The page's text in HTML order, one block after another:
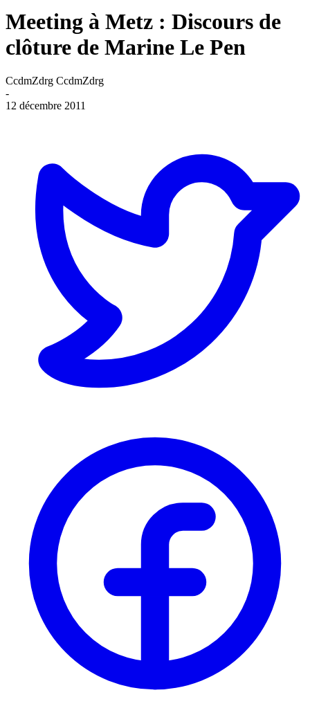
Meeting à Metz : Discours de
clôture de Marine Le Pen
CcdmZdrg CcdmZdrg
-
12 décembre 2011